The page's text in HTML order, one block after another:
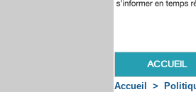
ACCUEIL
Accueil >